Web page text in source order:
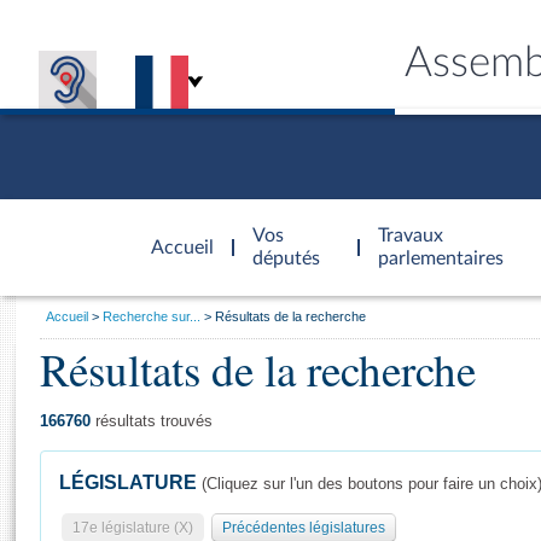
Accueil
d'accueil
Vos
députés
Travaux
parlementaires
Général
Vous
Accueil Recherche sur... Résultats de la recherche
Résultats de la recherche
166760 résultats trouvés
LÉGISLATURE (Cliquez sur l'un des boutons pour faire un choix)
17e législature (X) Précédentes législatures